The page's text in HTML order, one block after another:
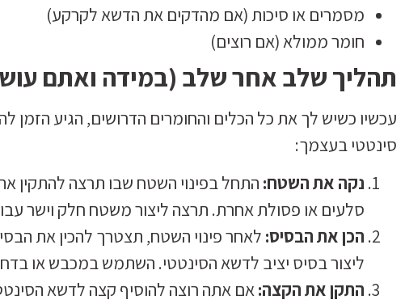
מסמרים או סיכות (אם מהדקים את הדשא לקרקע)
חומר ממולא (אם רוצים)
תהליך שלב אחר שלב (במידה ואתם
עכשיו כשיש לך את כל הכלים והחומרים הדרושים, הגיע
סינטטי בעצמך:
נקה את השטח: התחל בפינוי השטח שבו תרצה להתקין
סלעים או פסולת אחרת. תרצה ליצור משטח חלק וישר
הכן את הבסיס: לאחר פינוי השטח, תצטרך להכין את
ליצור בסיס יציב לדשא הסינטטי. השתמש במכבש או
התקן את הקצה:אם אתה רוצה להוסיף קצה לדשא